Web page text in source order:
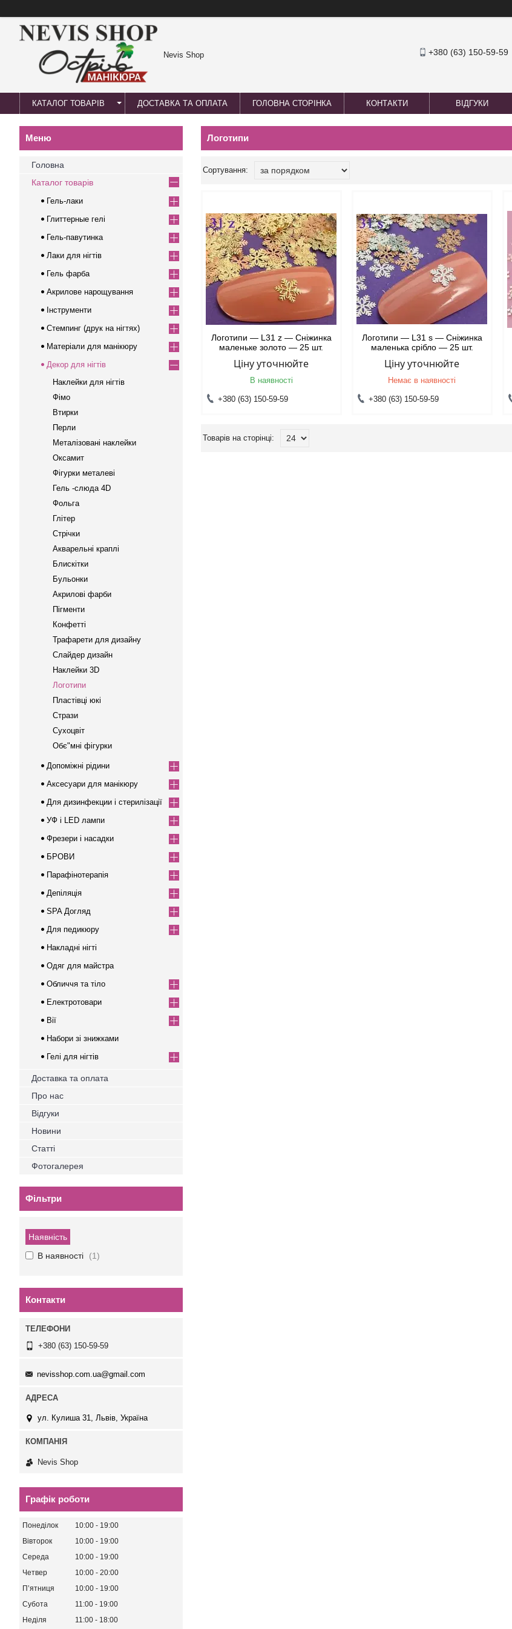
Nevis Shop +380 (63) 150-59-59
КАТАЛОГ ТОВАРІВ ДОСТАВКА ТА ОПЛАТА ГОЛОВНА СТОРІНКА КОНТАКТИ ВІДГУКИ
Логотипи
Логотипи — L31 z — Сніжинка
маленьке золото — 25 шт.
Ціну уточнюйте
В наявності
+380 (63) 150-59-59
Логотипи — L31 s — Сніжинка
маленька срібло — 25 шт.
Ціну уточнюйте
Немає в наявності
+380 (63) 150-59-59
Головна
Каталог товарів
Гель-лаки
Глиттерные гелі
Гель-павутинка
Лаки для нігтів
Гель фарба
Акрилове нарощування
Інструменти
Стемпинг (друк на нігтях)
Матеріали для манікюру
Декор для нігтів
Наклейки для нігтів
Фімо
Втирки
Перли
Металізовані наклейки
Оксамит
Фігурки металеві
Гель -слюда 4D
Фольга
Глітер
Стрічки
Акварельні краплі
Блискітки
Бульонки
Акрилові фарби
Пігменти
Конфетті
Трафарети для дизайну
Слайдер дизайн
Наклейки 3D
Логотипи
Пластівці юкі
Стрази
Сухоцвіт
Обє"мні фігурки
Допоміжні рідини
Аксесуари для манікюру
Для дизинфекции і стерилізації
УФ і LED лампи
Фрезери і насадки
БРОВИ
Парафінотерапія
Депіляція
SPA Догляд
Для педикюру
Накладні нігті
Одяг для майстра
Обличчя та тіло
Електротовари
Вії
Набори зі знижками
Гелі для нігтів
Доставка та оплата
Про нас
Відгуки
Новини
Статті
Фотогалерея
Фільтри
Наявність
В наявності
1
Контакти
+380 (63) 150-59-59
nevisshop.com.ua@gmail.com
ул. Кулиша 31, Львів, Україна
Nevis Shop
Графік роботи
Понеділок 10:00
19:00
Вівторок
10:00
19:00
Середа
10:00
19:00
Четвер
10:00
20:00
Пʼятниця
10:00
19:00
Субота
11:00
19:00
Неділя
11:00 18:00